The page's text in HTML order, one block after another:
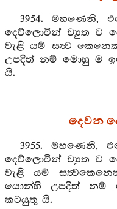
3954. මහණෙනි,
දෙව්ලොවින් ච්‍යුත ව
වැළි යම් සත්‍ව
උපදිත් නම් මොහු ම
යි.
දෙවන
3955. මහණෙනි,
දෙව්ලොවින් ච්‍යුත ව
වැළි යම්
යොන්හි උපදිත් නම්
කටයුතු යි.